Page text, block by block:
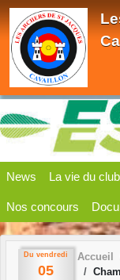
News La vie du club
Nos concours
Du vendredi
05
Accueil
Panneau de gestion